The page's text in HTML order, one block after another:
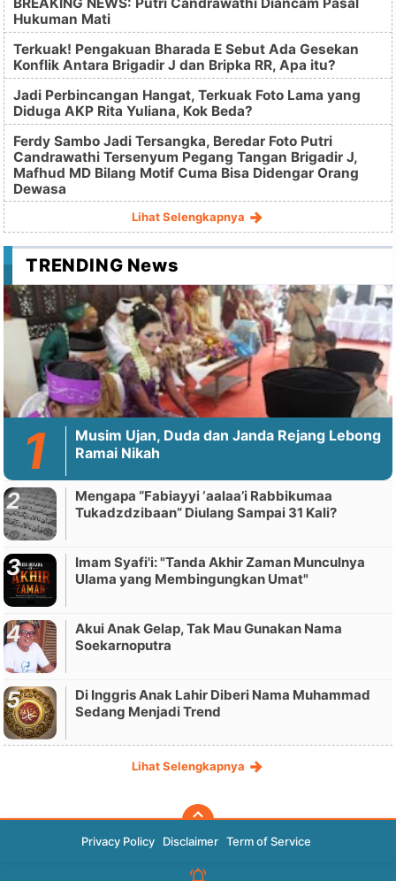
Hukuman Mati
Terkuak! Pengakuan Bharada E Sebut Ada Gesekan
Konflik Antara Brigadir J dan Bripka RR, Apa itu?
Jadi Perbincangan Hangat, Terkuak Foto Lama yang
Diduga AKP Rita Yuliana, Kok Beda?
Ferdy Sambo Jadi Tersangka, Beredar Foto Putri
Candrawathi Tersenyum Pegang Tangan Brigadir J,
Mafhud MD Bilang Motif Cuma Bisa Didengar Orang
Dewasa
Lihat Selengkapnya
TRENDING News
Musim Ujan, Duda dan Janda Rejang Lebong
Ramai Nikah
Mengapa “Fabiayyi ‘aalaa’i Rabbikumaa
Tukadzdzibaan” Diulang Sampai 31 Kali?
Imam Syafi'i: "Tanda Akhir Zaman Munculnya
Ulama yang Membingungkan Umat"
Akui Anak Gelap, Tak Mau Gunakan Nama
Soekarnoputra
Di Inggris Anak Lahir Diberi Nama Muhammad
Sedang Menjadi Trend
Lihat Selengkapnya
Privacy Policy Disclaimer Term of Service